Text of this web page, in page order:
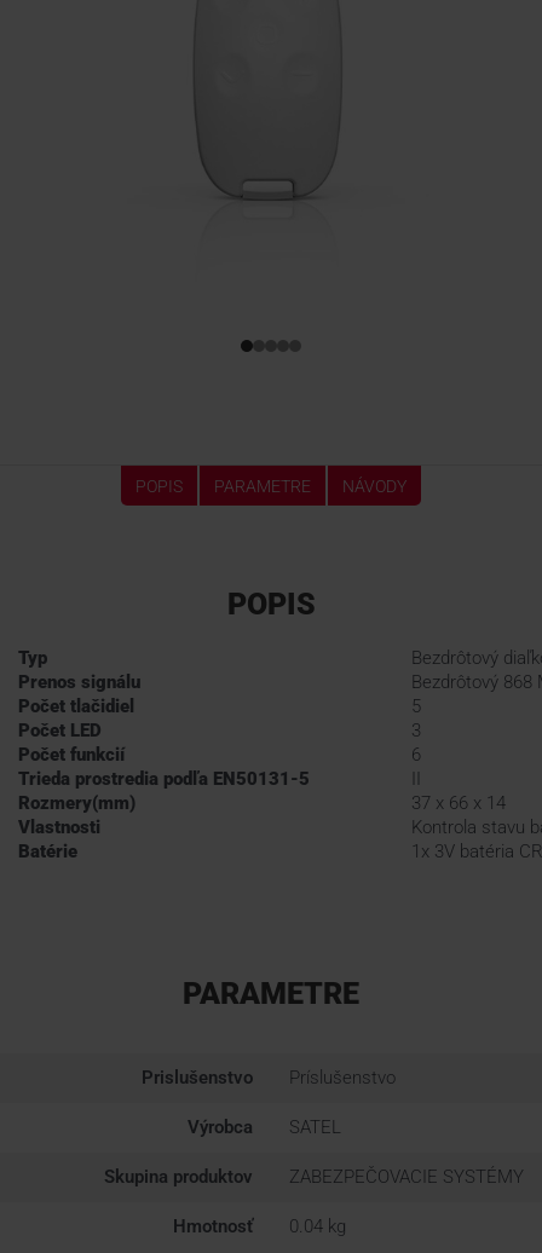
POPIS PARAMETRE NÁVODY
POPIS
Typ
Bezdrôtový
Prenos signálu
Bezdrôtový 868
Počet tlačidiel
5
Počet LED
3
Počet funkcií
6
Trieda prostredia podľa EN50131-5
Rozmery(mm)
37 x 66 x 14
Vlastnosti
Kontrola stavu
Batérie
1x 3V batéria
PARAMETRE
Prislušenstvo Príslušenstvo
Výrobca SATEL
Skupina produktov ZABEZPEČOVACIE SYSTÉMY
Hmotnosť 0.04 kg